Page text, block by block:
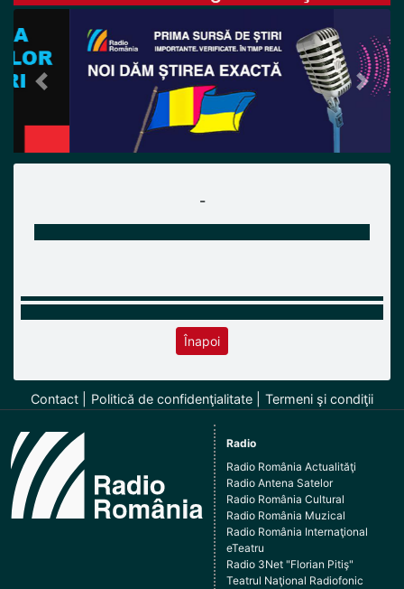
Previous Next
-
Înapoi
Contact Politică de confidenţialitate Termeni şi condiţii
Radio
Radio România Actualităţi
Radio Antena Satelor
Radio România Cultural
Radio România Muzical
Radio România Internaţional
eTeatru
Radio 3Net "Florian Pitiş"
Teatrul Naţional Radiofonic